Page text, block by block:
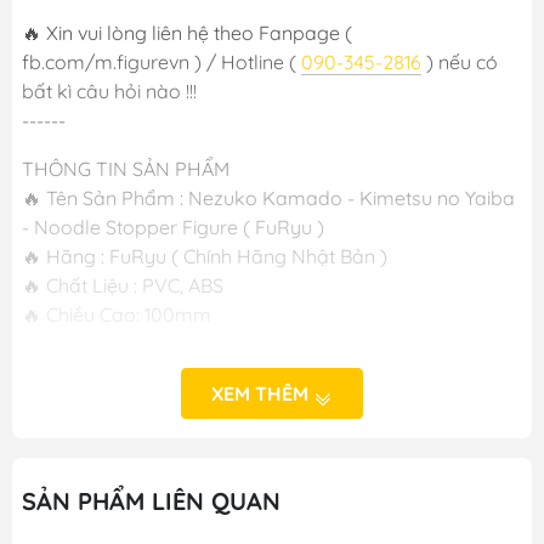
🔥 Xin vui lòng liên hệ theo Fanpage (
fb.com/m.figurevn ) / Hotline ( 090-345-2816 ) nếu có
bất kì câu hỏi nào !!!
------
THÔNG TIN SẢN PHẨM
🔥 Tên Sản Phẩm : Nezuko Kamado - Kimetsu no Yaiba
- Noodle Stopper Figure ( FuRyu )
🔥 Hãng : FuRyu ( Chính Hãng Nhật Bản )
🔥 Chất Liệu : PVC, ABS
🔥 Chiều Cao: 100mm
M FIGURE - MÔ HÌNH ANIME CHÍNH HÃNG NHẬT BẢN
🔥Add: Ngọc Hồi - Hoàng Liệt - Hoàng Mai - Hà Nội
🔥Website: https://mfigure.com/
XEM THÊM
SẢN PHẨM LIÊN QUAN